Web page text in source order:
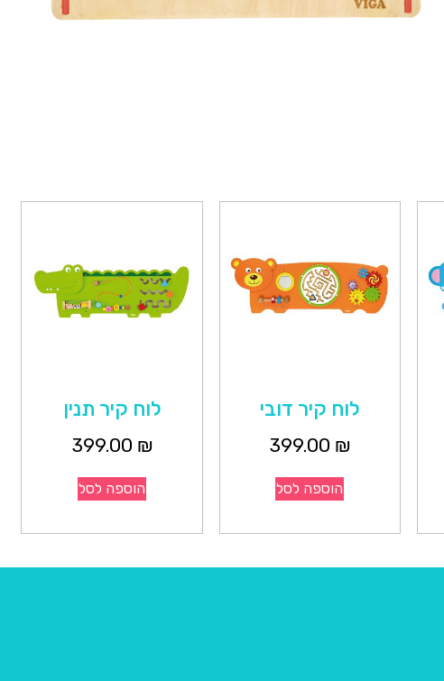
לוח קיר דובי
399.00 ₪
הוספה לסל
לוח קיר תנין
399.00 ₪
הוספה לסל